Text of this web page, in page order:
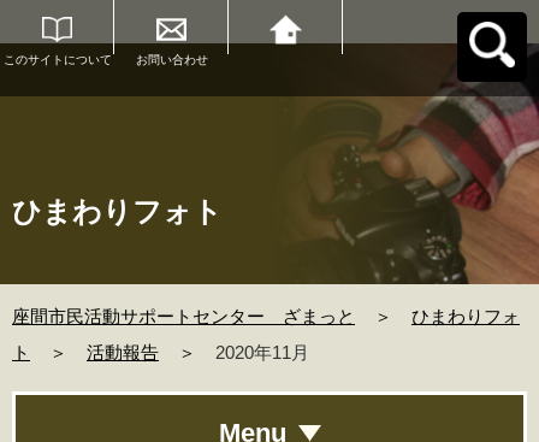
このサイトについて お問い合わせ
ひまわりフォト
座間市民活動サポートセンター ざまっと ＞
ひまわりフォ
ト
＞ 活動報告 ＞ 2020年11月
Menu